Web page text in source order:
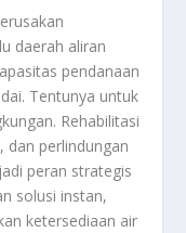
daerah aliran
pendanaan
Tentunya untuk
Rehabilitasi
dan perlindungan
peran strategis
solusi instan,
ketersediaan air